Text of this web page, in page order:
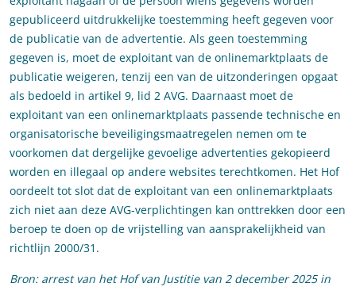
gepubliceerd uitdrukkelijke toestemming heeft gegeven voor
de publicatie van de advertentie. Als geen toestemming
gegeven is, moet de exploitant van de onlinemarktplaats de
publicatie weigeren, tenzij een van de uitzonderingen opgaat
als bedoeld in artikel 9, lid 2 AVG. Daarnaast moet de
exploitant van een onlinemarktplaats passende technische en
organisatorische beveiligingsmaatregelen nemen om te
voorkomen dat dergelijke gevoelige advertenties gekopieerd
worden en illegaal op andere websites terechtkomen. Het Hof
oordeelt tot slot dat de exploitant van een onlinemarktplaats
zich niet aan deze AVG-verplichtingen kan onttrekken door een
beroep te doen op de vrijstelling van aansprakelijkheid van
richtlijn 2000/31.
Bron: arrest van het Hof van Justitie van 2 december 2025 in